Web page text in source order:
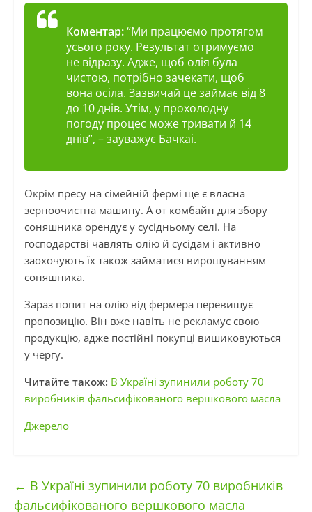
Коментар:“Ми працюємо протягом
усього року. Результат отримуємо
не відразу. Адже, щоб олія була
чистою, потрібно зачекати, щоб
вона осіла. Зазвичай це займає від 8
до 10 днів. Утім, у прохолодну
погоду процес може тривати й 14
днів”, – зауважує Бачкаі.
Окрім пресу на сімейній фермі ще є власна
зерноочистна машину. А от комбайн для збору
соняшника орендує у сусідньому селі. На
господарстві чавлять олію й сусідам і активно
заохочують їх також займатися вирощуванням
соняшника.
Зараз попит на олію від фермера перевищує
пропозицію. Він вже навіть не рекламує свою
продукцію, адже постійні покупці вишиковуються
у чергу.
Читайте також: В Україні зупинили роботу 70
виробників фальсифікованого вершкового масла
Джерело
← В Україні зупинили роботу 70 виробників
фальсифікованого вершкового масла